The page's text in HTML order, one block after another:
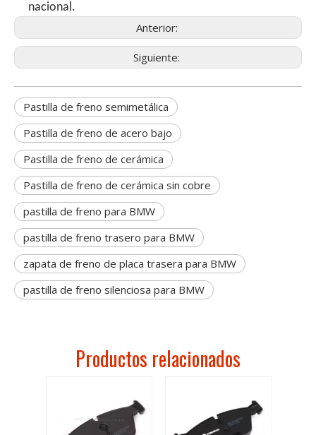
nacional.
Anterior:
Siguiente:
Pastilla de freno semimetálica
Pastilla de freno de acero bajo
Pastilla de freno de cerámica
Pastilla de freno de cerámica sin cobre
pastilla de freno para BMW
pastilla de freno trasero para BMW
zapata de freno de placa trasera para BMW
pastilla de freno silenciosa para BMW
Productos relacionados